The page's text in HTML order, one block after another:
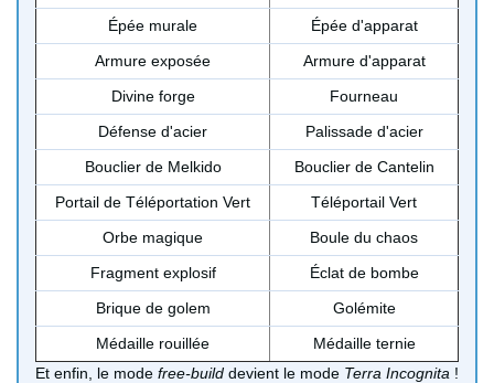
Épée murale
Épée d'apparat
Armure exposée
Armure d'apparat
Divine forge
Fourneau
Défense d'acier
Palissade d'acier
Bouclier de Melkido
Bouclier de Cantelin
Portail de Téléportation Vert
Téléportail Vert
Orbe magique
Boule du chaos
Fragment explosif
Éclat de bombe
Brique de golem
Golémite
Médaille rouillée
Médaille ternie
Et enfin, le mode free-build devient le mode Terra Incognita !